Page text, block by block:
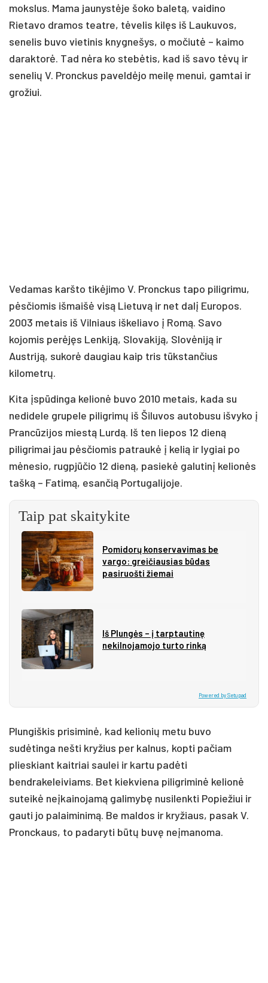
mokslus. Mama jaunystėje šoko baletą, vaidino
Rietavo dramos teatre, tėvelis kilęs iš Laukuvos,
senelis buvo vietinis knygnešys, o močiutė – kaimo
daraktorė. Tad nėra ko stebėtis, kad iš savo tėvų ir
senelių V. Pronckus paveldėjo meilę menui, gamtai ir
grožiui.
Vedamas karšto tikėjimo V. Pronckus tapo piligrimu,
pėsčiomis išmaišė visą Lietuvą ir net dalį Europos.
2003 metais iš Vilniaus iškeliavo į Romą. Savo
kojomis perėjęs Lenkiją, Slovakiją, Slovėniją ir
Austriją, sukorė daugiau kaip tris tūkstančius
kilometrų.
Kita įspūdinga kelionė buvo 2010 metais, kada su
nedidele grupele piligrimų iš Šiluvos autobusu išvyko į
Prancūzijos miestą Lurdą. Iš ten liepos 12 dieną
piligrimai jau pėsčiomis patraukė į kelią ir lygiai po
mėnesio, rugpjūčio 12 dieną, pasiekė galutinį kelionės
tašką – Fatimą, esančią Portugalijoje.
Taip pat skaitykite
Pomidorų konservavimas be
vargo: greičiausias būdas
pasiruošti žiemai
Iš Plungės – į tarptautinę
nekilnojamojo turto rinką
Powered by Setupad
Plungiškis prisiminė, kad kelionių metu buvo
sudėtinga nešti kryžius per kalnus, kopti pačiam
plieskiant kaitriai saulei ir kartu padėti
bendrakeleiviams. Bet kiekviena piligriminė kelionė
suteikė neįkainojamą galimybę nusilenkti Popiežiui ir
gauti jo palaiminimą. Be maldos ir kryžiaus, pasak V.
Pronckaus, to padaryti būtų buvę neįmanoma.